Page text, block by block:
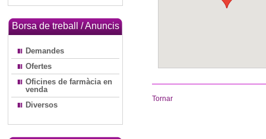
Borsa de treball / Anuncis
Demandes
Ofertes
Oficines de farmàcia en
venda
Diversos
Tornar